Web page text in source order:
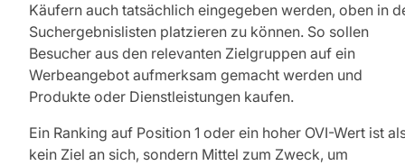
Käufern auch tatsächlich eingegeben werden, oben in
Suchergebnislisten platzieren zu können. So sollen
Besucher aus den relevanten Zielgruppen auf ein
Werbeangebot aufmerksam gemacht werden und
Produkte oder Dienstleistungen kaufen.
Ein Ranking auf Position 1 oder ein hoher OVI-Wert ist
kein Ziel an sich, sondern Mittel zum Zweck, um